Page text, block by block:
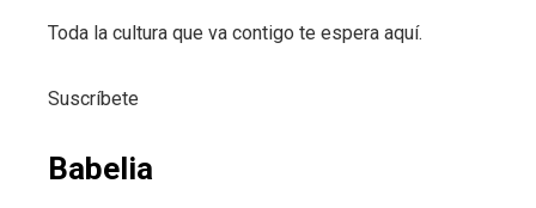
Toda la cultura que va contigo te espera aquí.
Suscríbete
Babelia